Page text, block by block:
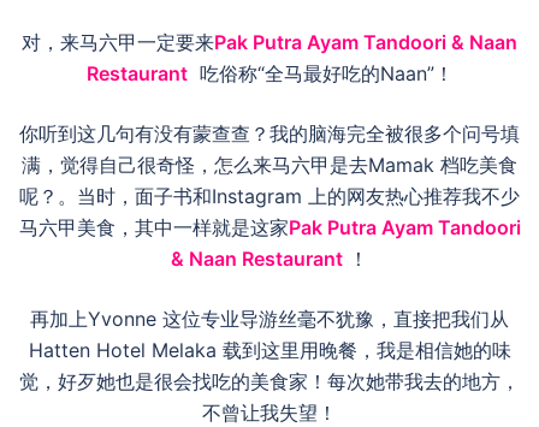
对，来马六甲一定要来Pak Putra Ayam Tandoori & Naan
Restaurant吃俗称“全马最好吃的Naan”！
你听到这几句有没有蒙查查？我的脑海完全被很多个问号填
满，觉得自己很奇怪，怎么来马六甲是去Mamak 档吃美食
呢？。当时，面子书和Instagram 上的网友热心推荐我不少
马六甲美食，其中一样就是这家Pak Putra Ayam Tandoori
& Naan Restaurant ！
再加上Yvonne 这位专业导游丝毫不犹豫，直接把我们从
Hatten Hotel Melaka 载到这里用晚餐，我是相信她的味
觉，好歹她也是很会找吃的美食家！每次她带我去的地方，
不曾让我失望！